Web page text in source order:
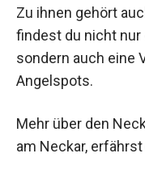
Zu ihnen gehört
findest du nicht nur
sondern auch eine
Angelspots.
Mehr über den
am Neckar,